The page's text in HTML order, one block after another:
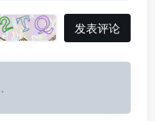
发表评论